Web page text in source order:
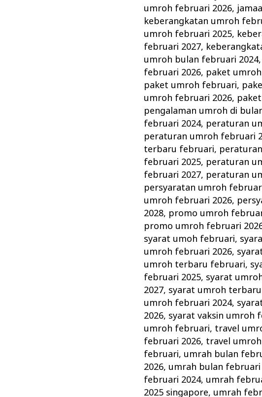
umroh februari 2026,
keberangkatan umroh
umroh februari 2025,
februari 2027,
umroh bulan februari 2024,
februari 2026, paket
paket umroh februari,
umroh februari 2026,
pengalaman umroh di
februari 2024, peraturan
peraturan umroh februari
terbaru februari,
februari 2025, peraturan
februari 2027, peraturan
persyaratan umroh
umroh februari 2026,
2028, promo umroh
promo umroh februari
syarat umoh februari,
umroh februari 2026,
umroh terbaru februari,
februari 2025, syarat
2027, syarat umroh
umroh februari 2024,
2026, syarat vaksin umroh
umroh februari, travel
februari 2026, travel
februari, umrah bulan
2026, umrah bulan februari
februari 2024, umrah
2025 singapore, umrah